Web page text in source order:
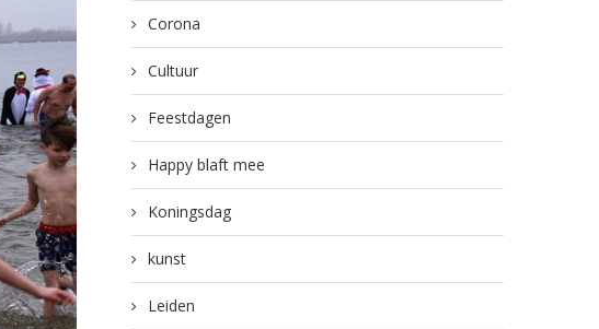
Corona
Cultuur
Feestdagen
Happy blaft mee
Koningsdag
kunst
Leiden